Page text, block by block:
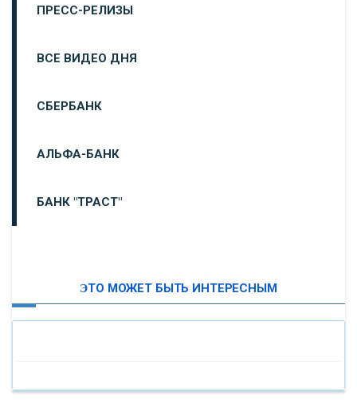
ПРЕСС-РЕЛИЗЫ
ВСЕ ВИДЕО ДНЯ
СБЕРБАНК
АЛЬФА-БАНК
БАНК "ТРАСТ"
«БАНК САНКТ-ПЕТЕРБУРГ»
ЭТО МОЖЕТ БЫТЬ ИНТЕРЕСНЫМ